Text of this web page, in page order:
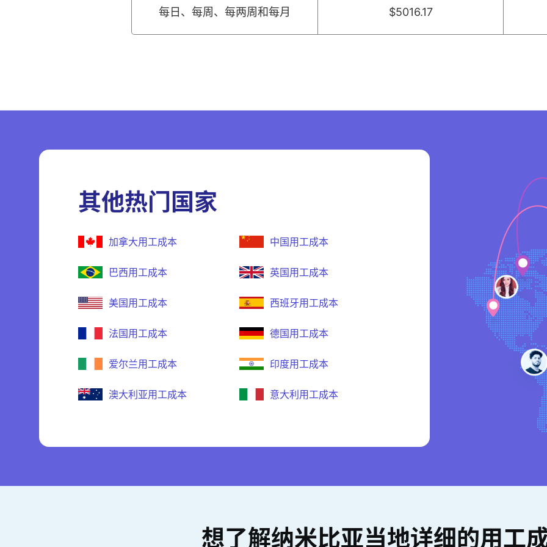
每日、每周、每两周和每月 $5016.17
其他热门国家
加拿大用工成本 中国用工成本
巴西用工成本 英国用工成本
美国用工成本 西班牙用工成本
法国用工成本 德国用工成本
爱尔兰用工成本 印度用工成本
澳大利亚用工成本 意大利用工成本
想了解纳米比亚当地详细的用工